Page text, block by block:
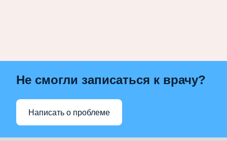
Не смогли записаться к врачу?
Написать о проблеме